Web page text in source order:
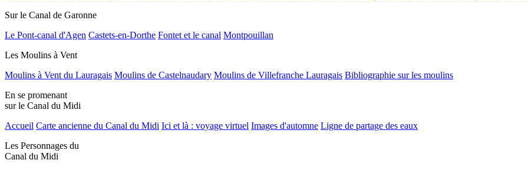
Sur le Canal de Garonne
Le Pont-canal d'Agen Castets-en-Dorthe Fontet et le canal Montpouillan
Les Moulins à Vent
Moulins à Vent du Lauragais Moulins de Castelnaudary Moulins de Villefranche Lauragais Bibliographie sur les moulins
En se promenant
sur le Canal du Midi
Accueil Carte ancienne du Canal du Midi Ici et là : voyage virtuel Images d'automne Ligne de partage des eaux
Les Personnages du
Canal du Midi